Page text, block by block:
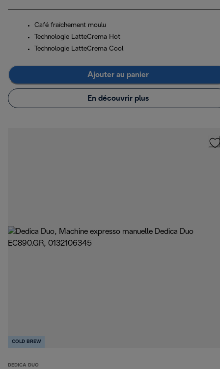
Café fraîchement moulu
Technologie LatteCrema Hot
Technologie LatteCrema Cool
Ajouter au panier
En découvrir plus
COLD BREW
DEDICA DUO